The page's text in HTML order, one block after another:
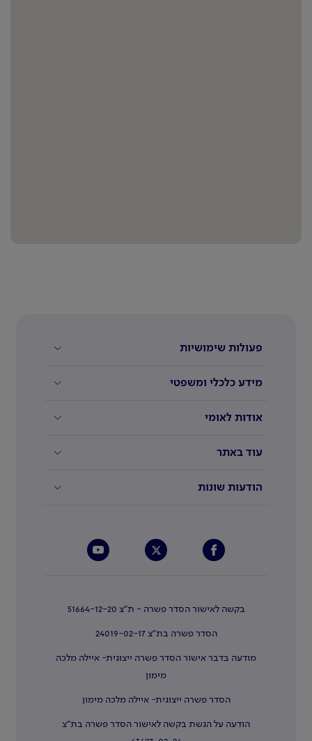
פעולות שימושיות
מידע כלכלי ומשפטי
אודות לאומי
עוד באתר
הודעות שונות
בקשה לאישור הסדר פשרה - ת"צ 51664-12-20
הסדר פשרה בת"צ 24019-02-17
מודעה בדבר אישור הסדר פשרה ייצוגית- איילה מלכה
מימון
הסדר פשרה ייצוגית- איילה מלכה מימון
הודעה על הגשת בקשה לאישור הסדר פשרה בת"צ